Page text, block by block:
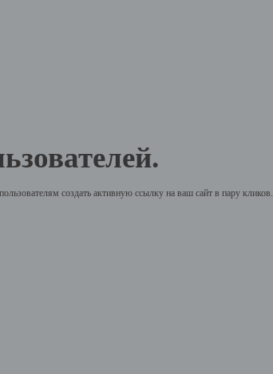
создать активную ссылку на ваш сайт в пару кликов.